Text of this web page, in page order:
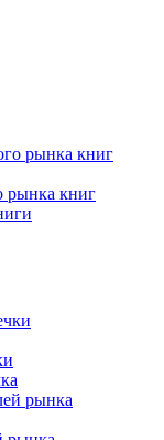
рынка книг